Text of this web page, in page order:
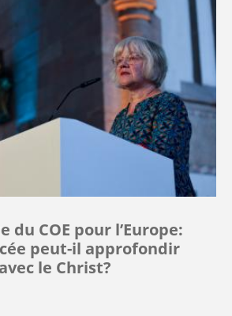
du COE pour l’Europe:
peut-il approfondir
le Christ?